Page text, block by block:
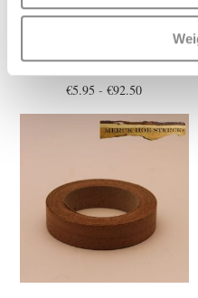
EIKEN,
KANTFINEER MET
LIJM
€5.95 - €92.50Prijsklasse:
tot